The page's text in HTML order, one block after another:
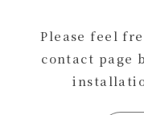
Please feel
contact page